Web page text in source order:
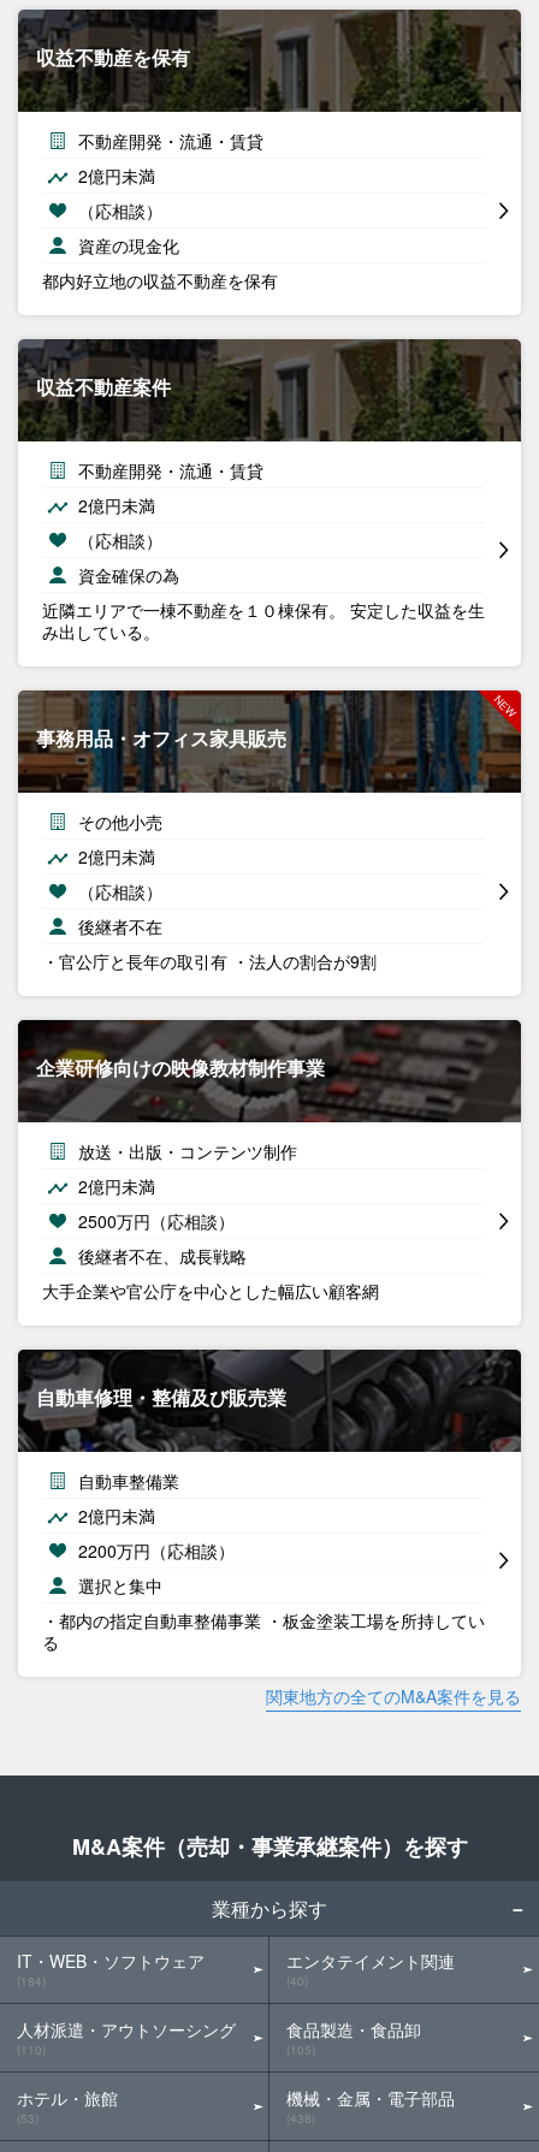
収益不動産を保有
不動産開発・流通・賃貸
2億円未満
（応相談）
資産の現金化
都内好立地の収益不動産を保有
収益不動産案件
不動産開発・流通・賃貸
2億円未満
（応相談）
資金確保の為
近隣エリアで一棟不動産を１０棟保有。 安定した収益を生
み出している。
事務用品・オフィス家具販売
その他小売
2億円未満
（応相談）
後継者不在
・官公庁と長年の取引有 ・法人の割合が9割
企業研修向けの映像教材制作事業
放送・出版・コンテンツ制作
2億円未満
2500万円（応相談）
後継者不在、成長戦略
大手企業や官公庁を中心とした幅広い顧客網
自動車修理・整備及び販売業
自動車整備業
2億円未満
2200万円（応相談）
選択と集中
・都内の指定自動車整備事業 ・板金塗装工場を所持してい
る
関東地方の全てのM&A案件を見る
M&A案件（売却・事業承継案件）を探す
業種から探す
IT・WEB・ソフトウェア
(184)
人材派遣・アウトソーシング
(110)
ホテル・旅館
(53)
エンタテイメント関連
(40)
食品製造・食品卸
(105)
機械・金属・電子部品
(438)